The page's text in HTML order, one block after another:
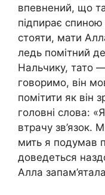
впевнений, що
підпирає спиною
стояти, мати
ледь помітний
Нальчику, тато
говоримо, він
помітити як він
головні слова:
втрачу
мить я подумав
доведеться
Алла